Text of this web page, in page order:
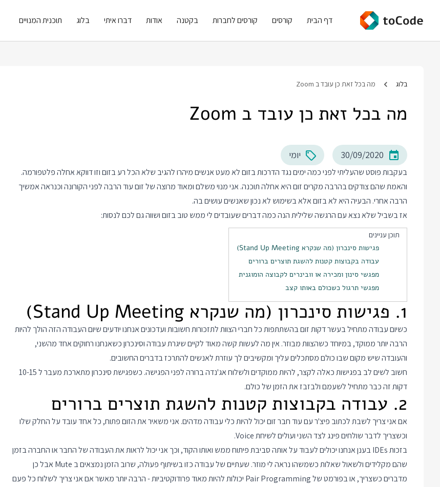
דף הבית קורסים קורסים לחברות בקטנה אודות דברו איתי בלוג תוכנית המנויים
בלוג מה בכל זאת כן עובד ב Zoom
מה בכל זאת כן עובד ב Zoom
30/09/2020 יומי
בעקבות פוסט שהעליתי לפני כמה ימים נגדהדרכות בזוםלא מעט אנשים מיהרו להגיב שלא הכל רע בזום וזו דווקא אחלה פלטפורמה.
והאמת שהם צודקים בהרבה מקרים זום היא אחלה תוכנה. אני מנוי משלם ומאוד מרוצה של זום עוד הרבה לפני הקורונה וכנראה אמשיך
הרבה אחרי. הבעיה היא לא בזום אלא בשימוש לא נכון שאנשים עושים בה.
אז בשביל שלא נצא עם הרגשה שלילית הנה כמה דברים שעובדים לי ממש טוב בזום ושווה גם לכם לנסות:
תוכן עניינים
פגישות סינכרון (מה שנקרא Stand Up Meeting)
עבודה בקבוצות קטנות להשגת תוצרים ברורים
מפגשי סינון ומכירה או וובינרים לקבוצה הומוגנית
מפגשי תרגול כשכולם באותו קצב
1. פגישות סינכרון (מה שנקרא Stand Up Meeting)
כשיום עבודה מתחיל בעשר דקות זום בהשתתפות כל חברי הצוות לתזכורות חשובות ועדכונים אנחנו יודעים שיום העבודה הזה הולך להיות
הרבה יותר ממוקד, במיוחד כשהצוות מבוזר. אין מה לעשות קשה מאוד לקיים שיגרת עבודה וסינכרון כשאנחנו רחוקים אחד מהשני,
והעובדה שיש מקום שבו כולם מסתכלים עליך ומקשיבים לך עוזרת לאנשים להתרכז בדברים החשובים.
חשוב לשים לב בפגישות כאלה לקצר, להיות ממוקדים ולשלוח אג'נדה ברורה לפני הפגישה. כשפגישת סינכרון מתארכת מעבר ל 10-15
דקות זה כבר מתחיל לשעמם ולבזבז את הזמן של כולם.
2. עבודה בקבוצות קטנות להשגת תוצרים ברורים
אם אני צריך לשבת לכתוב פיצ'ר עם עוד חבר זום יכול להיות כלי עבודה מדהים. אני משאיר את הזום פתוח, כל אחד עובד על החלק שלו
וכשצריך לדבר שולחים פינג לצד השני ועולים לשיחת Voice.
בזכות IDEs בענן אנחנו יכולים לעבוד על אותה סביבת פיתוח ממש ואותו הקוד, וכך אני יכול לראות את העבודה של החבר או החברה בזמן
שהם מקלידים ולשאול שאלות כשמשהו נראה לי מוזר. שעתיים של עבודה כזו בשיתוף פעולה, שרוב הזמן נמצאים ב Mute אבל כן
מדברים כשצריך, או בפורמט של Pair Programming יכולות להיות מאוד פרודוקטיביות - הרבה יותר מאשר אם אני צריך לשלוח כל פעם